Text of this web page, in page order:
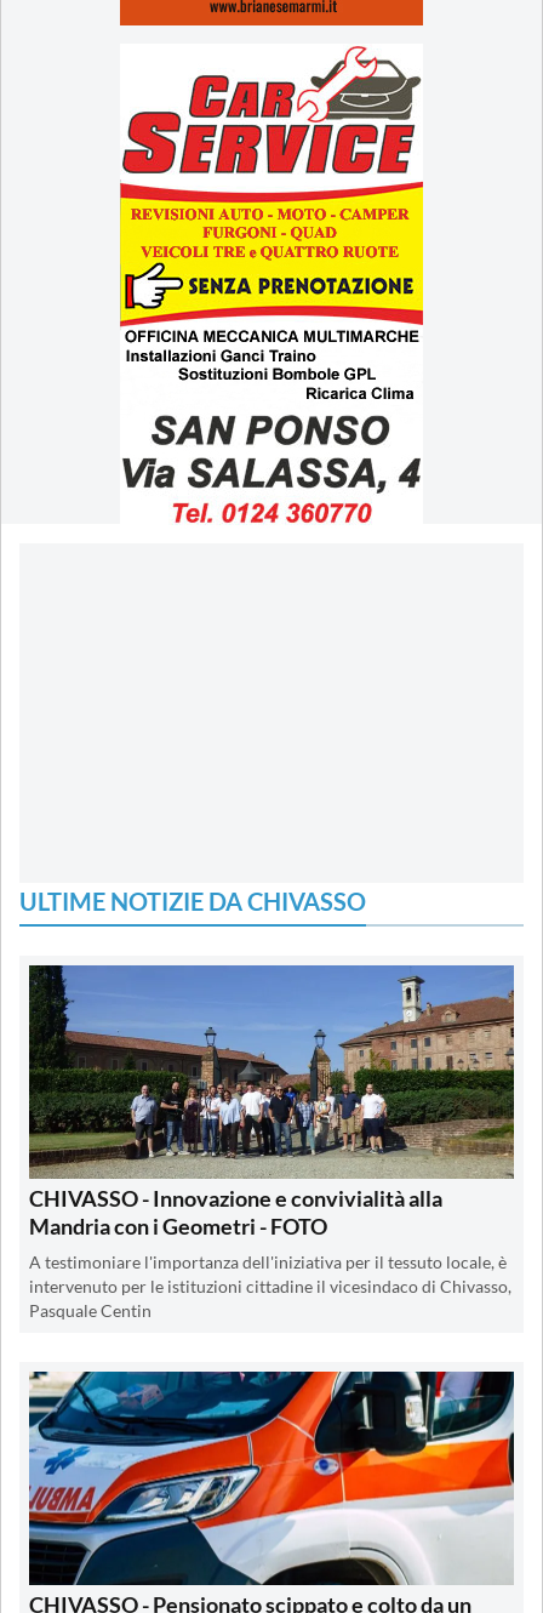
ULTIME NOTIZIE DA CHIVASSO
CHIVASSO - Innovazione e convivialità alla
Mandria con i Geometri - FOTO
A testimoniare l'importanza dell'iniziativa per il tessuto locale, è
intervenuto per le istituzioni cittadine il vicesindaco di Chivasso,
Pasquale Centin
CHIVASSO - Pensionato scippato e colto da un